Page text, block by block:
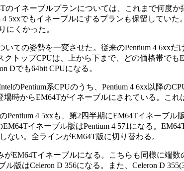
イネーブルプランについては、これまで何度
4 5xxでもイネーブルにするプランも保留してい
にくかった。
ての姿勢を一変させた。従来のPentium 4 6xxだ
クトップCPUは、上から下まで、どの価格帯で
Dでも64bit CPUになる。
のPentium系CPUのうち、Pentium 4 6xx以降の
場時からEM64Tがイネーブルにされている。これ
Pentium 4 5xxも、第2四半期にEM64Tイネーブ
EM64Tイネーブル版はPentium 4 571になる。
ない。全ラインがEM64T版に切り替わる。
EM64Tイネーブルになる。こちらも同様に端
ル版はCeleron D 356になる。また、Celeron D